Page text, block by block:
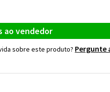
ao vendedor
sobre este produto? Pergunte